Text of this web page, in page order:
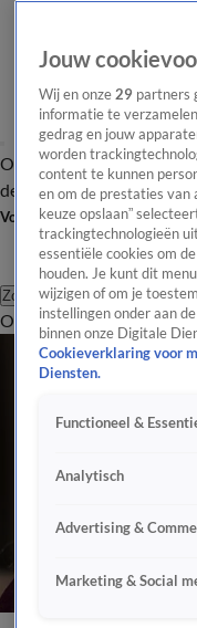
OverzichtAfleveringen
de redactieNieuwsbrief
Volg Shownieuws
Zoeken
OverzichtEntertainment
Jouw
Wij en onze 29 partners
informatie te
gedrag en jouw
worden
content te kunnen
en om de prestaties van
keuze opslaan”
trackingtechnologieën
essentiële cookies om
houden. Je kunt dit
wijzigen of om je
instellingen onder aan
binnen onze Digitale
Cookieverklaring voor
Diensten.
Functioneel &
Analytisch
Advertising &
Marketing & Social